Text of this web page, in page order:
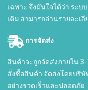
เฉพาะ จึงมั่นใจได้ว่า ระ
เติม สามารถอ่านรายละเอี
การจัดส่ง
สินค้าจะถูกจัดส่งภายใน
สั่งซื้อสินค้า จัดส่งโดยบริ
อย่างรวดเร็วและปลอดภัย